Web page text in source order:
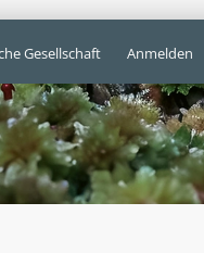
Gesellschaft Anmelden